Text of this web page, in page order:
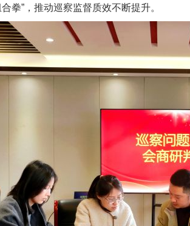
拳”，推动巡察监督质效不断提升。